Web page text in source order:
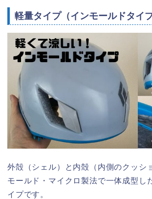
軽量タイプ（インモールドタイプ
外殻（シェル）と内殻（内側のクッシ
モールド・マイクロ製法で一体成型し
イプです。